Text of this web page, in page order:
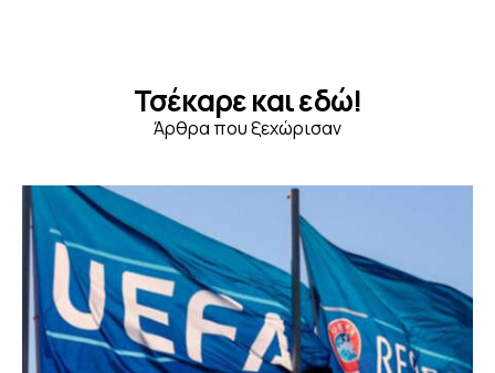
Τσέκαρε και εδώ!
Άρθρα που ξεχώρισαν